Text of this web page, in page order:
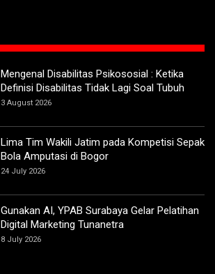
Mengenal Disabilitas Psikososial : Ketika
Definisi Disabilitas Tidak Lagi Soal Tubuh
3 August 2026
Lima Tim Wakili Jatim pada Kompetisi Sepak
Bola Amputasi di Bogor
24 July 2026
Gunakan AI, YPAB Surabaya Gelar Pelatihan
Digital Marketing Tunanetra
8 July 2026